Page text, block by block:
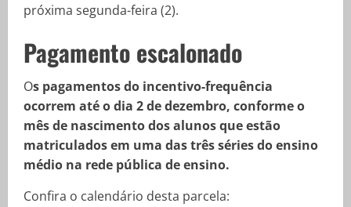
próxima segunda-feira (2).
Pagamento escalonado
Os pagamentos do incentivo-frequência
ocorrem até o dia 2 de dezembro, conforme o
mês de nascimento dos alunos que estão
matriculados em uma das três séries do ensino
médio na rede pública de ensino.
Confira o calendário desta parcela: